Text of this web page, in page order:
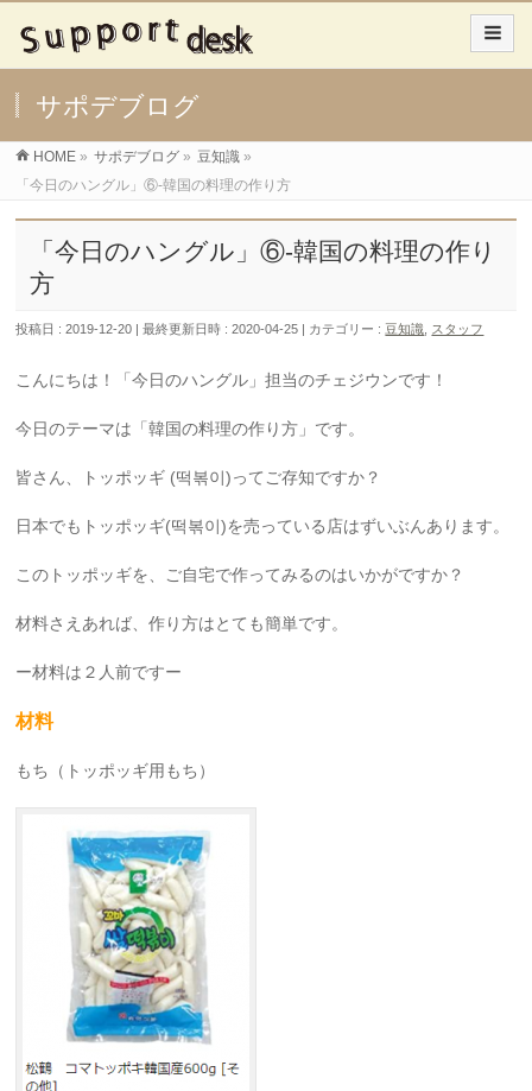
サポデブログ
HOME » サポデブログ » 豆知識 »
「今日のハングル」⑥-韓国の料理の作り方
「今日のハングル」⑥-韓国の料理の作り
方
投稿日 : 2019-12-20 最終更新日時 : 2020-04-25 カテゴリー : 豆知識 スタッフ
こんにちは！「今日のハングル」担当のチェジウンです！
今日のテーマは「韓国の料理の作り方」です。
皆さん、トッポッギ (떡볶이)ってご存知ですか？
日本でもトッポッギ(떡볶이)を売っている店はずいぶんあります。
このトッポッギを、ご自宅で作ってみるのはいかがですか？
材料さえあれば、作り方はとても簡単です。
ー材料は２人前ですー
材料
もち （トッポッギ用もち）